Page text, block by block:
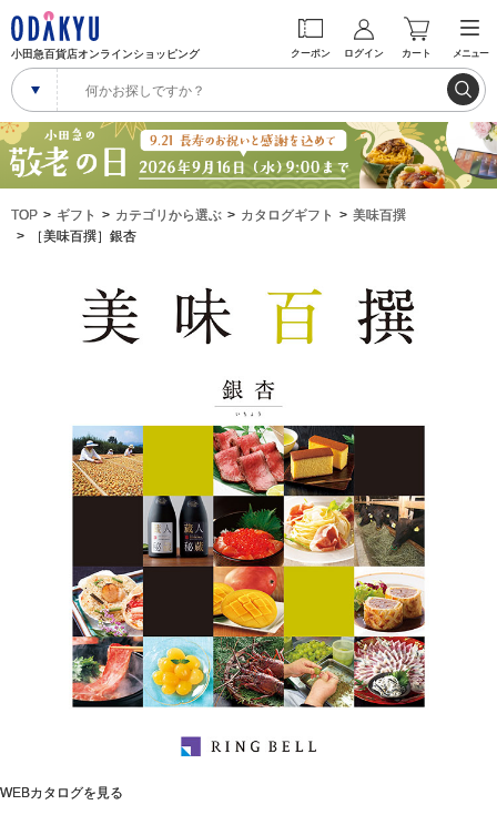
小田急百貨店オンラインショッピング クーポン ログイン カート メニュー
TOP ギフト カテゴリから選ぶ カタログギフト
美味百撰
［美味百撰］銀杏
WEBカタログを見る